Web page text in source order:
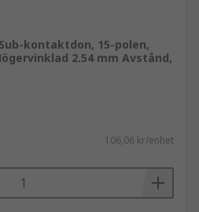
kontaktdon, 15-polen,
2.54 mm Avstånd,
106,06 kr/enhet